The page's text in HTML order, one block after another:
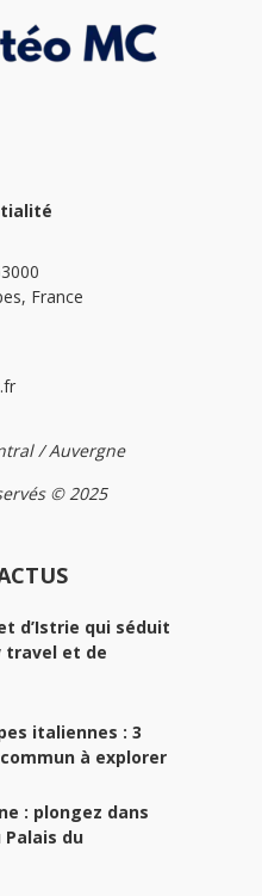
France
/ Auvergne
© 2025
d’Istrie qui séduit
travel et de
italiennes : 3
à explorer
: plongez dans
du